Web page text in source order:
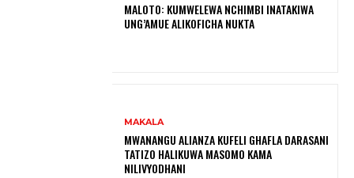
MALOTO: KUMWELEWA NCHIMBI INATAKIWA
UNG’AMUE ALIKOFICHA NUKTA
MAKALA
MWANANGU ALIANZA KUFELI GHAFLA DARASANI
TATIZO HALIKUWA MASOMO KAMA
NILIVYODHANI